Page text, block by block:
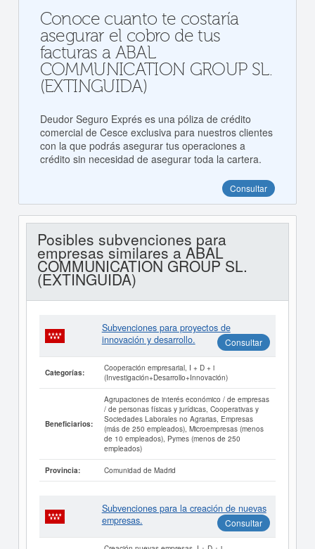
Conoce cuanto te costaría
asegurar el cobro de tus
facturas a ABAL
COMMUNICATION GROUP SL.
(EXTINGUIDA)
Deudor Seguro Exprés es una póliza de crédito
comercial de Cesce exclusiva para nuestros clientes
con la que podrás asegurar tus operaciones a
crédito sin necesidad de asegurar toda la cartera.
Consultar
Posibles subvenciones para
empresas similares a ABAL
COMMUNICATION GROUP SL.
(EXTINGUIDA)
Subvenciones para proyectos de
innovación y desarrollo.
Consultar
Categorías:
Cooperación empresarial, I + D + i
(Investigación+Desarrollo+Innovación)
Beneficiarios:
Agrupaciones de interés económico / de empresas
/ de personas físicas y jurídicas, Cooperativas y
Sociedades Laborales no Agrarias, Empresas
(más de 250 empleados), Microempresas (menos
de 10 empleados), Pymes (menos de 250
empleados)
Provincia: Comunidad de Madrid
Subvenciones para la creación de nuevas
empresas.
Consultar